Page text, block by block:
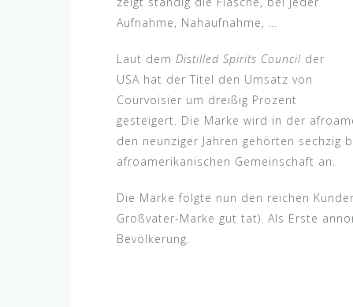
Aufnahme, Nahaufnahme, …
Laut dem Distilled Spirits Council der
USA hat der Titel den Umsatz von
Courvoisier um dreißig Prozent
gesteigert. Die Marke wird in der
den neunziger Jahren gehörten sechzig
afroamerikanischen Gemeinschaft an.
Die Marke folgte nun den reichen
Großvater-Marke gut tat). Als Erste
Bevölkerung.